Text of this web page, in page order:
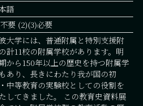
語
要 (2)(3)必要
大学には、普通附属と特別支援附
計11校の附属学校があります。明
から150年以上の歴史を持つ附属学
あり、長きにわたり我が国の初
中等教育の実験校としての役割を
してきました。 この教育史資料展